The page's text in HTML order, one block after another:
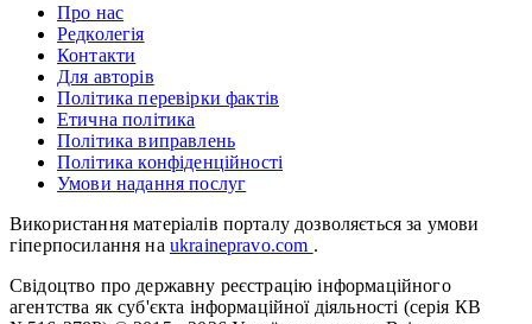
Про нас
Редколегія
Контакти
Для авторів
Політика перевірки фактів
Етична політика
Політика виправлень
Політика конфіденційності
Умови надання послуг
Використання матеріалів порталу дозволяється за умови
гіперпосилання на ukrainepravo.com .
Свідоцтво про державну реєстрацію інформаційного
агентства як суб'єкта інформаційної діяльності (серія КВ